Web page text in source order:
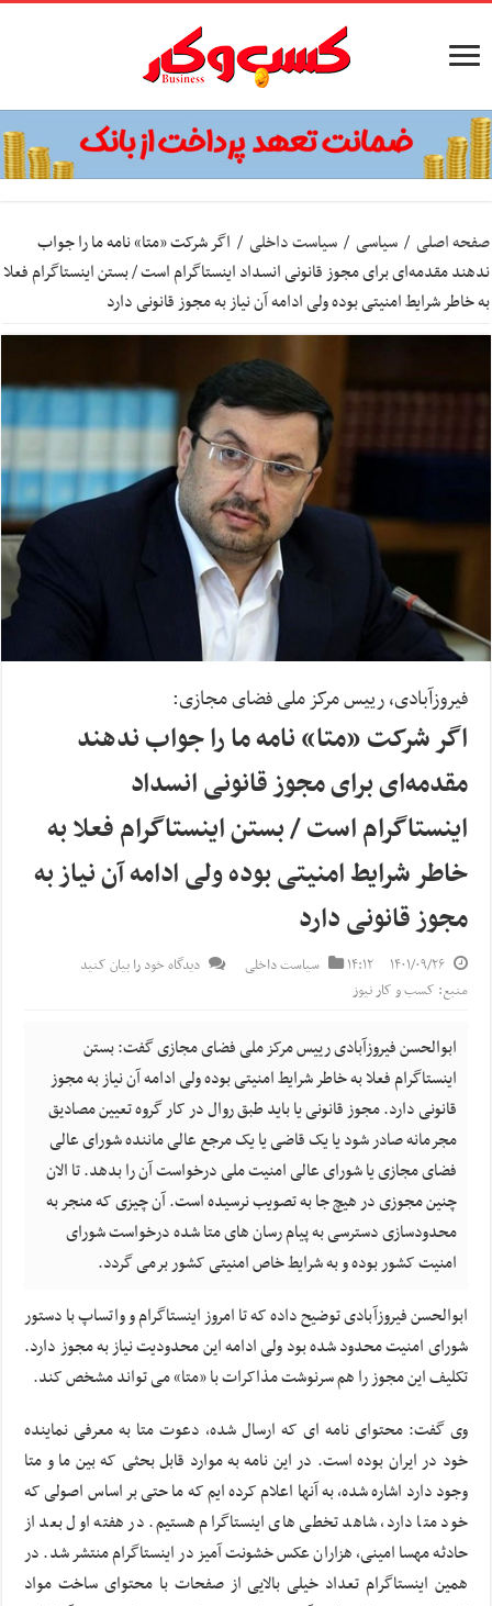
صفحه اصلی / سیاسی / سیاست داخلی / اگر شرکت «متا» نامه ما را جواب
ندهند مقدمه‌ای برای مجوز قانونی انسداد اینستاگرام است / بستن اینستاگرام فعلا
به خاطر شرایط امنیتی بوده ولی ادامه آن نیاز به مجوز قانونی دارد
فیروزآبادی، رییس مرکز ملی فضای مجازی:
اگر شرکت «متا» نامه ما را جواب ندهند
مقدمه‌ای برای مجوز قانونی انسداد
اینستاگرام است / بستن اینستاگرام فعلا به
خاطر شرایط امنیتی بوده ولی ادامه آن نیاز به
مجوز قانونی دارد
۱۴۰۱/۰۹/۲۶ ۱۴:۱۲ سیاست داخلی
دیدگاه خود را بیان کنید
منبع: کسب و کار نیوز
ابوالحسن فیروزآبادی رییس مرکز ملی فضای مجازی گفت: بستن
اینستاگرام فعلا به خاطر شرایط امنیتی بوده ولی ادامه آن نیاز به مجوز
قانونی دارد. مجوز قانونی یا باید طبق روال در کار گروه تعیین مصادیق
مجرمانه صادر شود یا یک قاضی یا یک مرجع عالی ماننده شورای عالی
فضای مجازی یا شورای عالی امنیت ملی درخواست آن را بدهد. تا الان
چنین مجوزی در هیچ جا به تصویب نرسیده است. آن چیزی که منجر به
محدودسازی دسترسی به پیام رسان های متا شده درخواست شورای
امنیت کشور بوده و به شرایط خاص امنیتی کشور برمی گردد.
ابوالحسن فیروزآبادی توضیح داده که تا امروز اینستاگرام و واتساپ با دستور
شورای امنیت محدود شده بود ولی ادامه این محدودیت نیاز به مجوز دارد.
تکلیف این مجوز را هم سرنوشت مذاکرات با «متا» می تواند مشخص کند.
وی گفت: محتوای نامه ای که ارسال شده، دعوت متا به معرفی نماینده
خود در ایران بوده است. در این نامه به موارد قابل بحثی که بین ما و متا
وجود دارد اشاره شده، به آنها اعلام کرده ایم که ما حتی بر اساس اصولی که
خود متا دارد، شاهد تخطی های اینستاگرام هستیم. در هفته اول بعد از
حادثه مهسا امینی، هزاران عکس خشونت آمیز در اینستاگرام منتشر شد. در
همین اینستاگرام تعداد خیلی بالایی از صفحات با محتوای ساخت مواد